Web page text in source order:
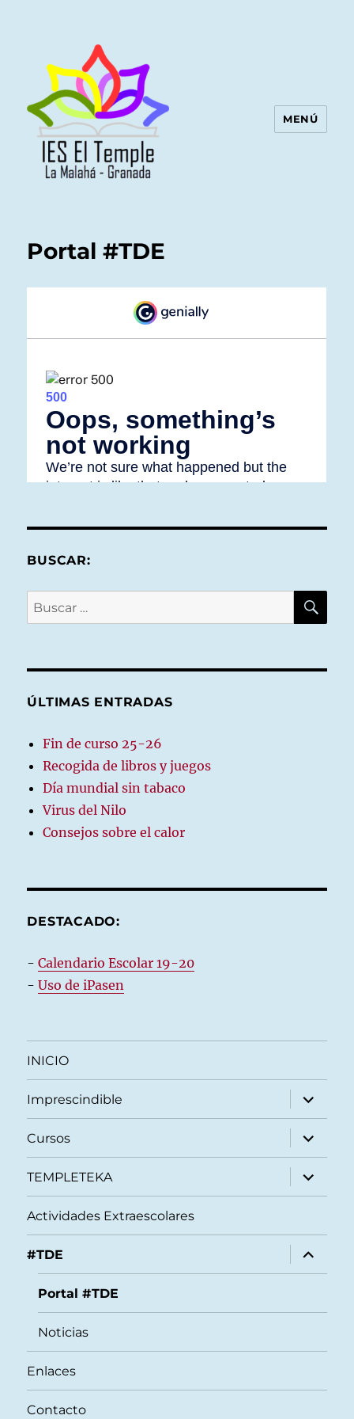
MENÚ
Portal #TDE
BUSCAR:
Buscar
por:
ÚLTIMAS ENTRADAS
Fin de curso 25-26
Recogida de libros y juegos
Día mundial sin tabaco
Virus del Nilo
Consejos sobre el calor
DESTACADO:
-Calendario Escolar 19-20
-Uso de iPasen
INICIO
Imprescindible
expande
el
menú
inferior
Cursos
expande
el
menú
inferior
TEMPLETEKA
expande
el
menú
Actividades Extraescolares
#TDE
expande
el
menú
Portal #TDE
Noticias
Enlaces
Contacto